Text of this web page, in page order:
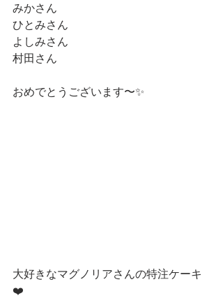
みかさん
ひとみさん
よしみさん
村田さん
おめでとうございます〜✨
大好きなマグノリアさんの特注ケーキ
❤️